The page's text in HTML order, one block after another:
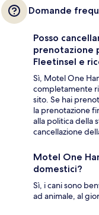
Domande
Posso
prenotazione
Fleetinsel e
Sì, Motel One
completamente
sito. Se hai
la prenotazione
alla politica della
cancellazione
Motel One
domestici?
Sì, i cani sono
ad animale, al